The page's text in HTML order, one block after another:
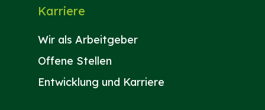
Karriere
Wir als Arbeitgeber
Offene Stellen
Entwicklung und Karriere